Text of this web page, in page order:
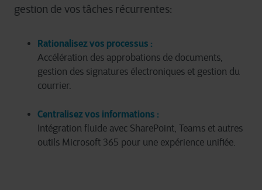
gestion de vos tâches récurrentes:
Rationalisez vos processus :
Accélération des approbations de documents,
gestion des signatures électroniques et gestion du
courrier.
Centralisez vos informations :
Intégration fluide avec SharePoint, Teams et autres
outils Microsoft 365 pour une expérience unifiée.